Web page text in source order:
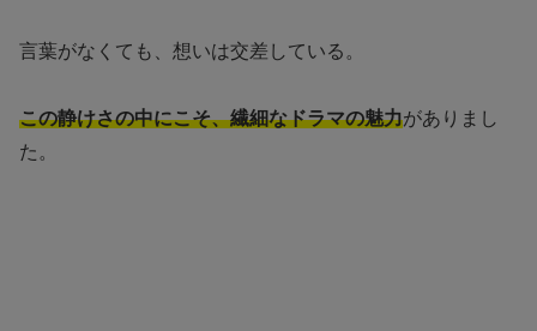
言葉がなくても、想いは交差している。
この静けさの中にこそ、繊細なドラマの魅力がありまし
た。